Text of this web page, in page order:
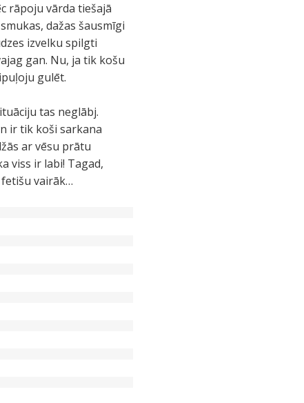
rāpoju vārda tiešajā
dažas šausmīgi
izvelku spilgti
gan. Nu, ja tik košu
gulēt.
tas neglābj.
ir tik koši sarkana
ar vēsu prātu
viss ir labi! Tagad,
vairāk…